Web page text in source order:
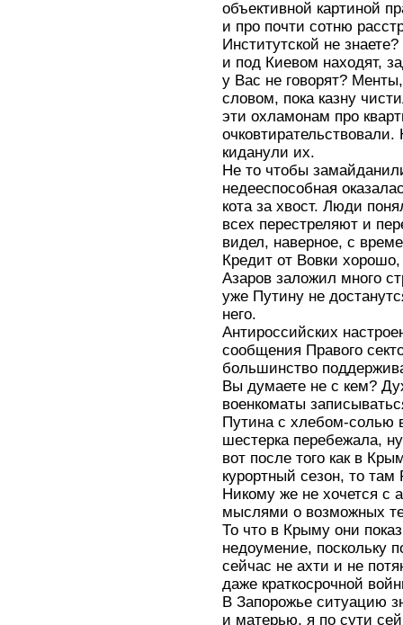
объективной картиной
и про почти сотню
Институтской не
и под Киевом находят,
у Вас не говорят?
словом, пока казну
эти охламонам про
киданули их.
Не то чтобы
недееспособная
кота за хвост. Люди
всех перестреляют и
видел, наверное, с
Кредит от Вовки
Азаров заложил много
уже Путину не
него.
Антироссийских
сообщения Правого
большинство
Вы думаете не с кем?
военкоматы
Путина с хлебом-солью
шестерка перебежала,
вот после того как в
курортный сезон, то
Никому же не хочется с
мыслями о возможных
То что в Крыму они
недоумение, поскольку
сейчас не ахти и не
даже краткосрочной
В Запорожье ситуацию
и матерью, я по сути